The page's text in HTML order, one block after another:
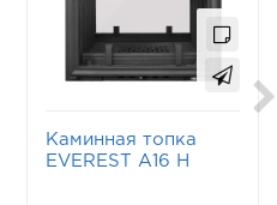
Каминная топка
EVEREST A16 Н